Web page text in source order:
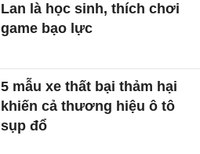
Lan là học sinh, thích chơi
game bạo lực
5 mẫu xe thất bại thảm hại
khiến cả thương hiệu ô tô
sụp đổ